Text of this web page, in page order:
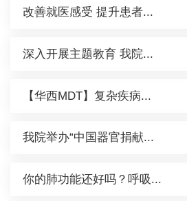
改善就医感受 提升患者...
深入开展主题教育 我院...
【华西MDT】复杂疾病...
我院举办“中国器官捐献...
你的肺功能还好吗？呼吸...